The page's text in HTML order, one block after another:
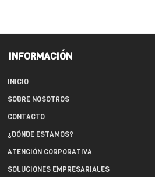
INFORMACIÓN
INICIO
SOBRE NOSOTROS
CONTACTO
¿DÓNDE ESTAMOS?
ATENCIÓN CORPORATIVA
SOLUCIONES EMPRESARIALES